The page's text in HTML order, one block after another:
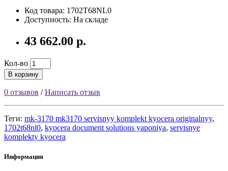
Код товара: 1702T68NL0
Доступность: На складе
43 662.00 р.
Кол-во
В корзину
0 отзывов /Написать отзыв
Теги: mk-3170 mk3170 servisnyy komplekt kyocera originalnyy,
1702t68nl0, kyocera document solutions yaponiya, servisnye
komplekty kyocera
Информация